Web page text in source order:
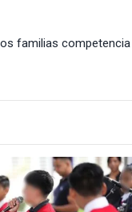
familias competencia